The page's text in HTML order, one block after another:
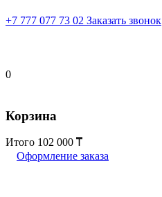
+7 777 077 73 02 Заказать звонок
0
Корзина
Итого 102 000
Оформление заказа